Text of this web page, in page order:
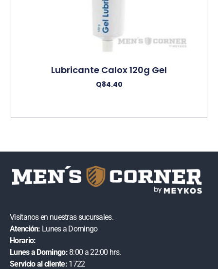
Lubricante Calox 120g Gel
Q84.40
Visítanos en nuestras sucursales.
Atención: Lunes a Domingo
Horario:
Lunes a Domingo:8:00 a 22:00 hrs.
Servicio al cliente: 1722